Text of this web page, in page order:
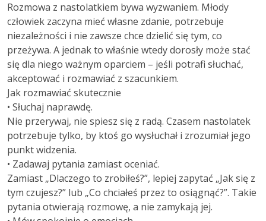
Rozmowa z nastolatkiem bywa wyzwaniem. Młody
człowiek zaczyna mieć własne zdanie, potrzebuje
niezależności i nie zawsze chce dzielić się tym, co
przeżywa. A jednak to właśnie wtedy dorosły może stać
się dla niego ważnym oparciem – jeśli potrafi słuchać,
akceptować i rozmawiać z szacunkiem.
Jak rozmawiać skutecznie
• Słuchaj naprawdę.
Nie przerywaj, nie spiesz się z radą. Czasem nastolatek
potrzebuje tylko, by ktoś go wysłuchał i zrozumiał jego
punkt widzenia.
• Zadawaj pytania zamiast oceniać.
Zamiast „Dlaczego to zrobiłeś?”, lepiej zapytać „Jak się z
tym czujesz?” lub „Co chciałeś przez to osiągnąć?”. Takie
pytania otwierają rozmowę, a nie zamykają jej.